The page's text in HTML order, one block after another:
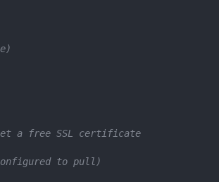
a free SSL certificate
to pull)